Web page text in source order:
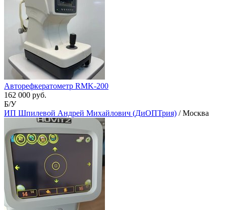
Авторефкератометр RMK-200
162 000 руб.
Б/У
ИП Шпилевой Андрей Михайлович (ДиОПТрия) / Москва